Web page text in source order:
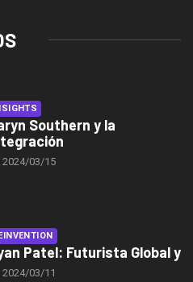
Southern y la
2024/03/15
Patel: Futurista Global y
2024/03/11